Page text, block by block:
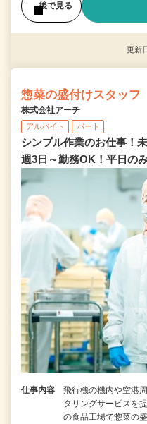
後で見る
更新
惣菜の盛付けスタッフ
株式会社アーチ
アルバイト パート
シンプル作業のお仕事！
週3日～勤務OK！平日の
仕事内容
飛行機の機内や空港
タリングサービスを
の食品工場で惣菜の